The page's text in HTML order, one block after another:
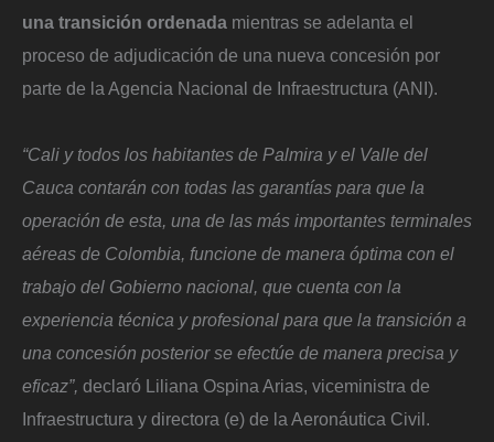
una transición ordenada mientras se adelanta el
proceso de adjudicación de una nueva concesión por
parte de la Agencia Nacional de Infraestructura (ANI).
“Cali y todos los habitantes de Palmira y el Valle del
Cauca contarán con todas las garantías para que la
operación de esta, una de las más importantes terminales
aéreas de Colombia, funcione de manera óptima con el
trabajo del Gobierno nacional, que cuenta con la
experiencia técnica y profesional para que la transición a
una concesión posterior se efectúe de manera precisa y
eficaz”, declaró Liliana Ospina Arias, viceministra de
Infraestructura y directora (e) de la Aeronáutica Civil.